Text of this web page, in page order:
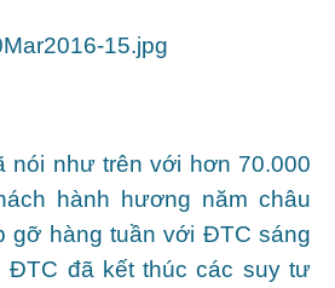
nói như trên với hơn 70.000
hành hương năm châu
gỡ hàng tuần với ĐTC sáng
đã kết thúc các suy tư